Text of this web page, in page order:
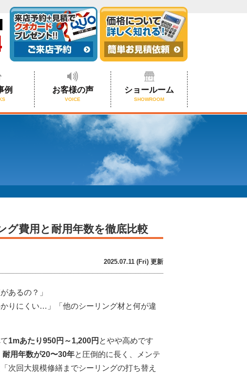
例 お客様の声
VOICE
ショールーム
SHOWROOM
グ費用と耐用年数を徹底比較
2025.07.11 (Fri) 更新
あるの？」
りにくい…」「他のシーリング材と何が違
1mあたり950円～1,200円 とやや高めです
耐用年数が20〜30年と圧倒的に長く、メンテ
次回大規模修繕までシーリングの打ち替え